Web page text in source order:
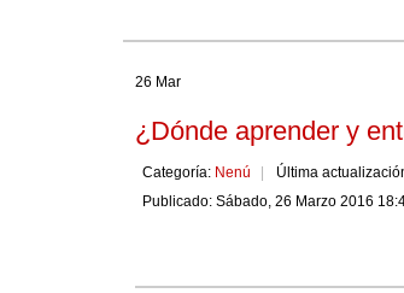
26 Mar
¿Dónde aprender y
Categoría: Nenú
Última
Publicado: Sábado, 26 Marzo 2016